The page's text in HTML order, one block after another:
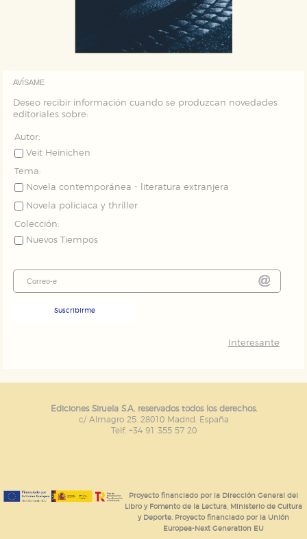
AVÍSAME
Deseo recibir información cuando se produzcan novedades
editoriales sobre:
Autor:
Veit Heinichen
Tema:
Novela contemporánea - literatura extranjera
Novela policiaca y thriller
Colección:
Nuevos Tiempos
Suscribirme
Interesante
Ediciones Siruela S.A. reservados todos los derechos.
c/ Almagro 25. 28010 Madrid. España
Telf. +34 91 355 57 20
Proyecto financiado por la Dirección General del
Libro y Fomento de la Lectura, Ministerio de Cultura
y Deporte. Proyecto financiado por la Unión
Europea-Next Generation EU